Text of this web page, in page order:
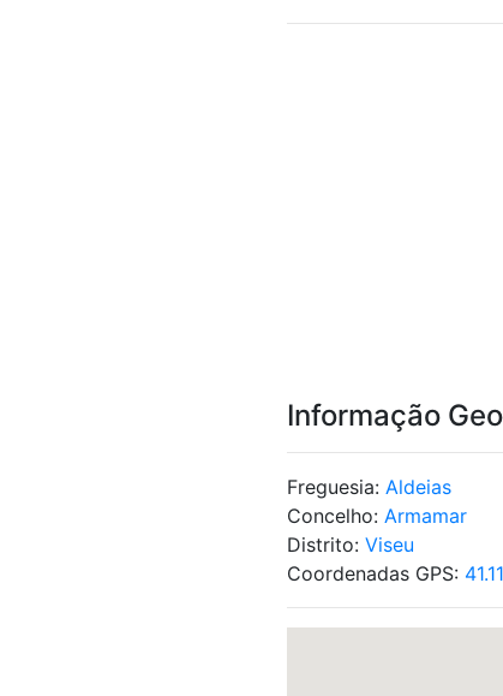
Informação
Freguesia: Aldeias
Concelho: Armamar
Distrito: Viseu
Coordenadas GPS: